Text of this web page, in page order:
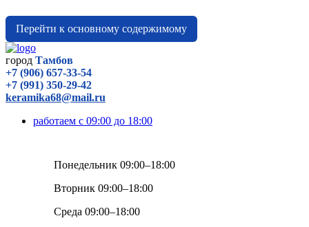
Перейти к основному содержимому
город Тамбов
+7 (906) 657-33-54
+7 (991) 350-29-42
keramika68@mail.ru
работаем с 09:00 до 18:00
Понедельник 09:00–18:00
Вторник 09:00–18:00
Среда 09:00–18:00